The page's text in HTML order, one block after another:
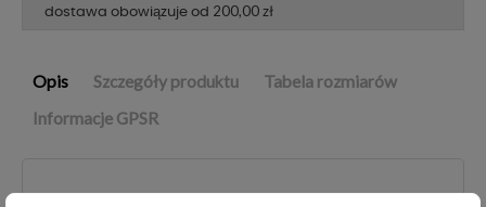
dostawa obowiązuje od 200,00 zł
Opis Szczegóły produktu
Tabela rozmiarów
Informacje GPSR